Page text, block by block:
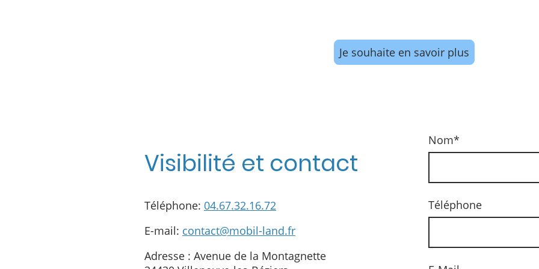
Je souhaite en savoir plus
Visibilité et contact
Téléphone: 04.67.32.16.72
E-mail: contact@mobil-land.fr
Adresse : Avenue de la Montagnette
Nom*
Téléphone